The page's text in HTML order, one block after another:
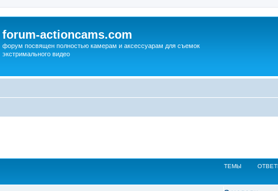
forum-actioncams.com
форум посвящен полностью камерам и аксессуарам для съемок
экстримального видео
ТЕМЫ